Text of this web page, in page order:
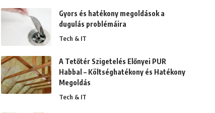
Gyors és hatékony megoldások a
dugulás problémáira
Tech & IT
A Tetőtér Szigetelés Előnyei PUR
Habbal – Költséghatékony és Hatékony
Megoldás
Tech & IT